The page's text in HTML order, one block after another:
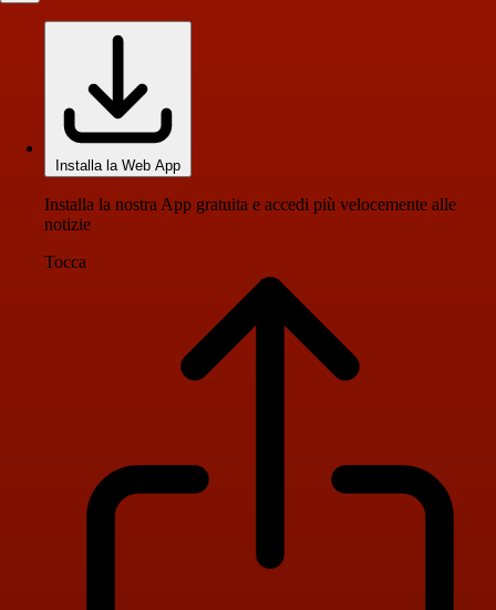
Installa la Web App
Installa la nostra App gratuita e accedi più velocemente alle
notizie
Tocca